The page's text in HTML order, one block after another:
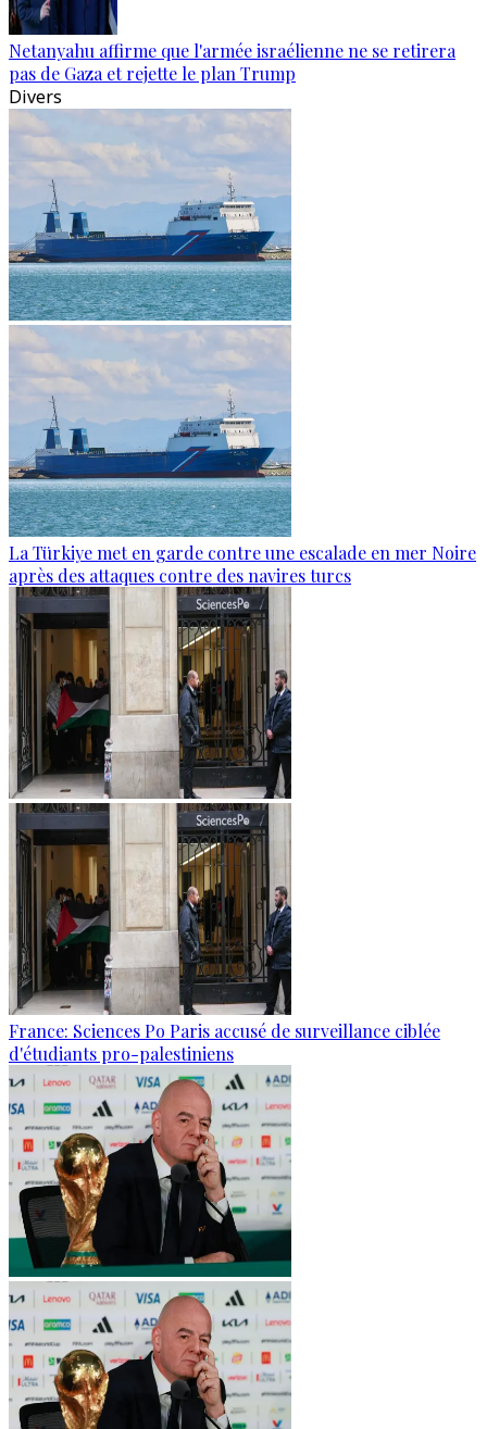
Netanyahu affirme que l'armée israélienne ne se retirera
pas de Gaza et rejette le plan Trump
Divers
La Türkiye met en garde contre une escalade en mer Noire
après des attaques contre des navires turcs
France: Sciences Po Paris accusé de surveillance ciblée
d'étudiants pro-palestiniens